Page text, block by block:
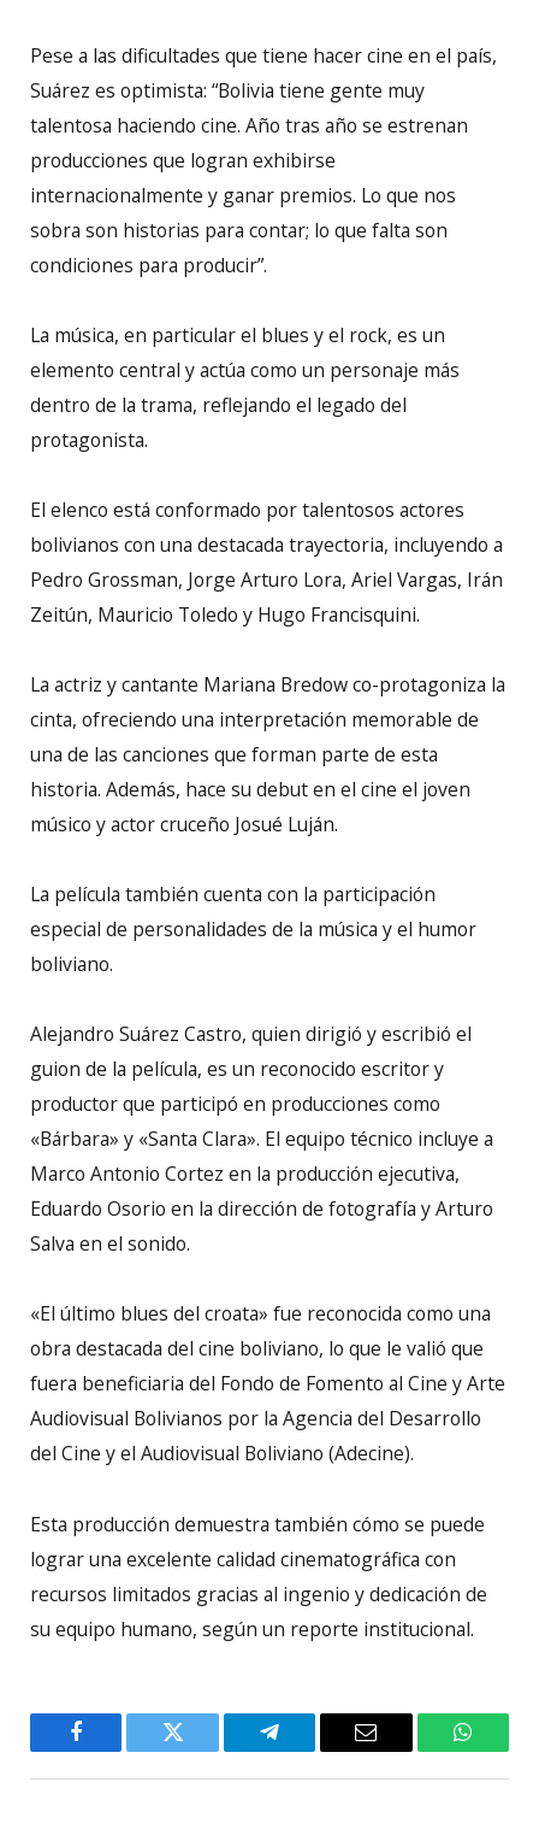
Pese a las dificultades que tiene hacer cine en el país,
Suárez es optimista: “Bolivia tiene gente muy
talentosa haciendo cine. Año tras año se estrenan
producciones que logran exhibirse
internacionalmente y ganar premios. Lo que nos
sobra son historias para contar; lo que falta son
condiciones para producir”.
La música, en particular el blues y el rock, es un
elemento central y actúa como un personaje más
dentro de la trama, reflejando el legado del
protagonista.
El elenco está conformado por talentosos actores
bolivianos con una destacada trayectoria, incluyendo a
Pedro Grossman, Jorge Arturo Lora, Ariel Vargas, Irán
Zeitún, Mauricio Toledo y Hugo Francisquini.
La actriz y cantante Mariana Bredow co-protagoniza la
cinta, ofreciendo una interpretación memorable de
una de las canciones que forman parte de esta
historia. Además, hace su debut en el cine el joven
músico y actor cruceño Josué Luján.
La película también cuenta con la participación
especial de personalidades de la música y el humor
boliviano.
Alejandro Suárez Castro, quien dirigió y escribió el
guion de la película, es un reconocido escritor y
productor que participó en producciones como
«Bárbara» y «Santa Clara». El equipo técnico incluye a
Marco Antonio Cortez en la producción ejecutiva,
Eduardo Osorio en la dirección de fotografía y Arturo
Salva en el sonido.
«El último blues del croata» fue reconocida como una
obra destacada del cine boliviano, lo que le valió que
fuera beneficiaria del Fondo de Fomento al Cine y Arte
Audiovisual Bolivianos por la Agencia del Desarrollo
del Cine y el Audiovisual Boliviano (Adecine).
Esta producción demuestra también cómo se puede
lograr una excelente calidad cinematográfica con
recursos limitados gracias al ingenio y dedicación de
su equipo humano, según un reporte institucional.
Facebook Twitter Telegram Email